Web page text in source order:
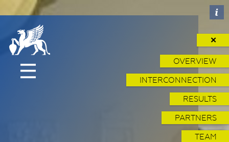
✕
OVERVIEW
INTERCONNECTION
RESULTS
PARTNERS
TEAM